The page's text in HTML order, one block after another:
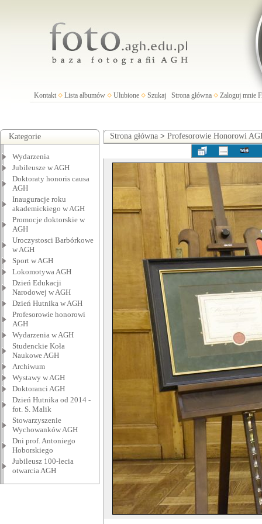
Kontakt Lista albumów Ulubione Szukaj Strona główna Zaloguj mnie
Kategorie
Wydarzenia
Jubileusze w AGH
Doktoraty honoris causa
AGH
Inauguracje roku
akademickiego w AGH
Promocje doktorskie w
AGH
Uroczystosci Barbórkowe
w AGH
Sport w AGH
Lokomotywa AGH
Dzień Edukacji
Narodowej w AGH
Dzień Hutnika w AGH
Profesorowie honorowi
AGH
Wydarzenia w AGH
Studenckie Koła
Naukowe AGH
Archiwum
Wystawy w AGH
Doktoranci AGH
Dzień Hutnika od 2014 -
fot. S. Malik
Stowarzyszenie
Wychowanków AGH
Dni prof. Antoniego
Hoborskiego
Jubileusz 100-lecia
otwarcia AGH
Strona główna > Profesorowie Honorowi